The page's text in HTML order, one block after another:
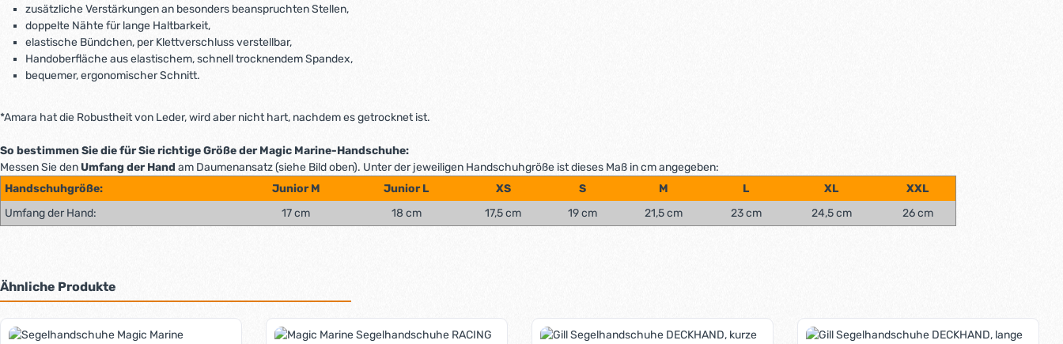
zusätzliche Verstärkungen an besonders beanspruchten Stellen,
doppelte Nähte für lange Haltbarkeit,
elastische Bündchen, per Klettverschluss verstellbar,
Handoberfläche aus elastischem, schnell trocknendem Spandex,
bequemer, ergonomischer Schnitt.
*Amara hat die Robustheit von Leder, wird aber nicht hart, nachdem es getrocknet ist.
So bestimmen Sie die für Sie richtige Größe der Magic Marine-Handschuhe:
Messen Sie denUmfang der Hand am Daumenansatz (siehe Bild oben). Unter der jeweiligen Handschuhgröße ist dieses Maß in cm angegeben:
Handschuhgröße:
Junior M Junior L XS S M L XL
XXL
Umfang der Hand:
17 cm 18 cm 17,5 cm 19 cm 21,5 cm 23 cm 24,5 cm 26 cm
Ähnliche Produkte
Produktgalerie überspringen